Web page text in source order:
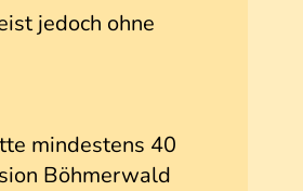
jedoch ohne
mindestens 40
Böhmerwald